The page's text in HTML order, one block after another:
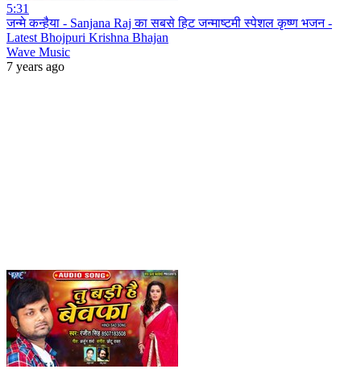
5:31
जन्मे कन्हैया - Sanjana Raj का सबसे हिट जन्माष्टमी स्पेशल कृष्ण भजन -
Latest Bhojpuri Krishna Bhajan
Wave Music
7 years ago